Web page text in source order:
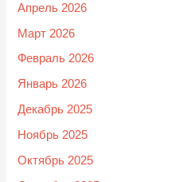
Апрель 2026
Март 2026
Февраль 2026
Январь 2026
Декабрь 2025
Ноябрь 2025
Октябрь 2025